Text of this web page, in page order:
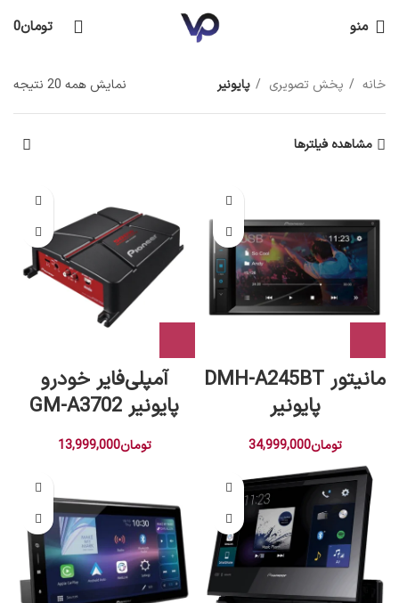
منو تومان0
خانه پخش تصویری پایونیر نمایش همه 20 نتیجه
مشاهده فیلترها
مانیتور DMH-A245BT
پایونیر
تومان34,999,000
آمپلی‌فایر خودرو
پایونیر GM-A3702
تومان13,999,000